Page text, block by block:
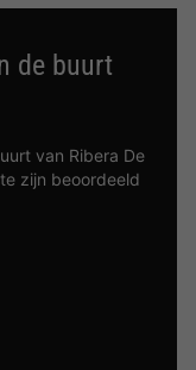
de buurt
van Ribera De
zijn beoordeeld